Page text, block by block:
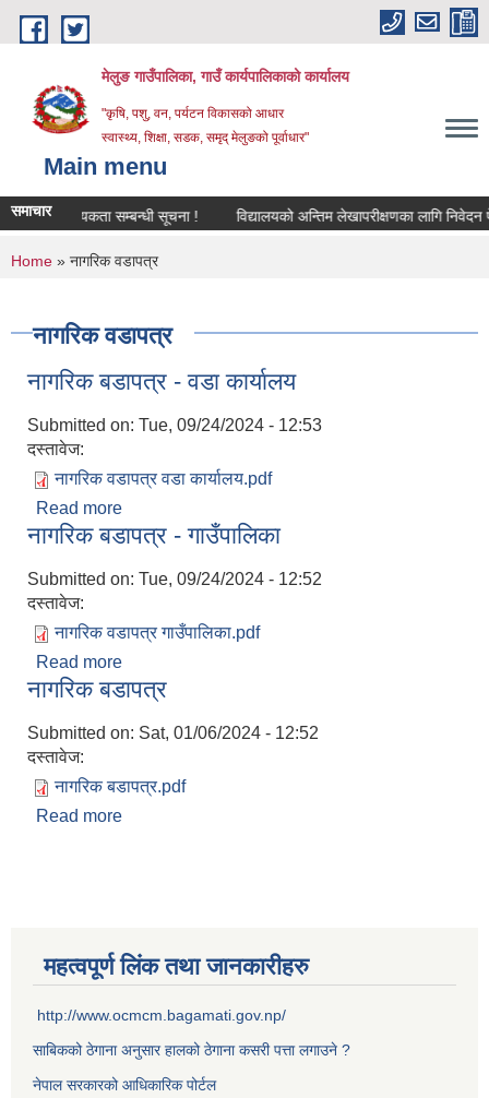
Skip to main content
मेलुङ गाउँपालिका, गाउँ कार्यपालिकाको कार्यालय
"कृषि, पशु, वन, पर्यटन विकासको आधार
स्वास्थ्य, शिक्षा, सडक, समृद् मेलुङको पूर्वाधार"
Main menu
समाचारआवश्‍यकता सम्बन्धी सूचना ! विद्यालयको अन्तिम लेखापरीक्षणका लागि निवेदन पेस
You are here
Home » नागरिक वडापत्र
नागरिक वडापत्र
नागरिक बडापत्र - वडा कार्यालय
Submitted on: Tue, 09/24/2024 - 12:53
दस्तावेज:
नागरिक वडापत्र वडा कार्यालय.pdf
Read more
नागरिक बडापत्र - गाउँपालिका
Submitted on: Tue, 09/24/2024 - 12:52
दस्तावेज:
नागरिक वडापत्र गाउँपालिका.pdf
Read more
नागरिक बडापत्र
Submitted on: Sat, 01/06/2024 - 12:52
दस्तावेज:
नागरिक बडापत्र.pdf
Read more
महत्वपूर्ण लिंक तथा जानकारीहरु
http://www.ocmcm.bagamati.gov.np/
साबिकको ठेगाना अनुसार हालको ठेगाना कसरी पत्ता लगाउने ?
नेपाल सरकारको आधिकारिक पोर्टल